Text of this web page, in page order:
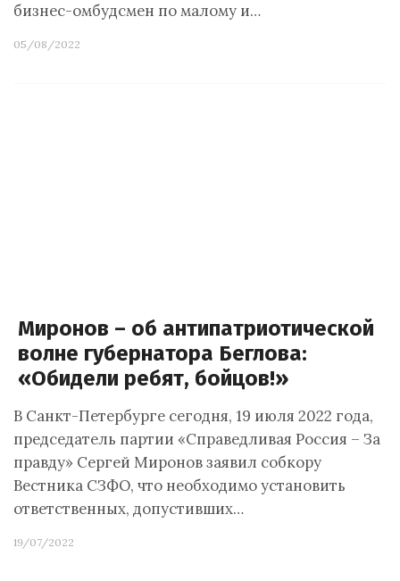
бизнес-омбудсмен по малому и…
05/08/2022
Миронов – об антипатриотической
волне губернатора Беглова:
«Обидели ребят, бойцов!»
В Санкт-Петербурге сегодня, 19 июля 2022 года,
председатель партии «Справедливая Россия – За
правду» Сергей Миронов заявил собкору
Вестника СЗФО, что необходимо установить
ответственных, допустивших…
19/07/2022